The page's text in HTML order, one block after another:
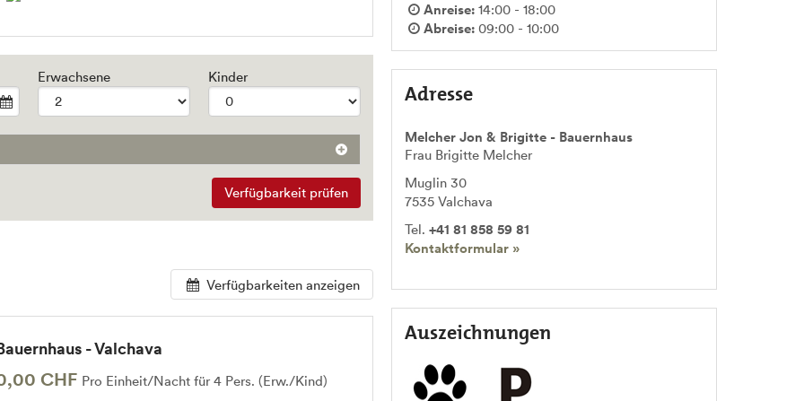
Erwachsene Kinder
Verfügbarkeit prüfen
Verfügbarkeiten anzeigen
- Valchava
CHF Pro Einheit/Nacht für 4 Pers. (Erw./Kind)
Anreise:14:00 - 18:00
Abreise:09:00 - 10:00
Adresse
Melcher Jon & Brigitte - Bauernhaus
Frau Brigitte Melcher
Muglin 30
7535 Valchava
Tel. +41 81 858 59 81
Kontaktformular »
Auszeichnungen